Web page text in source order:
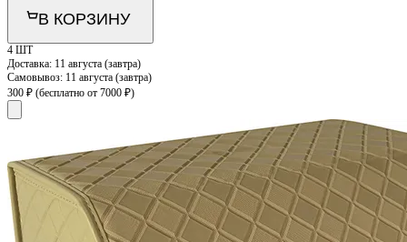
В КОРЗИНУ
4 ШТ
Доставка: 11 августа (завтра)
Самовывоз: 11 августа (завтра)
300 ₽ (бесплатно от 7000 ₽)